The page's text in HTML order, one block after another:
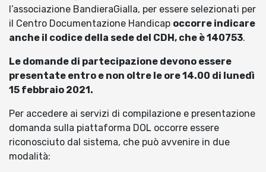
l’associazione BandieraGialla, per essere selezionati per
il Centro Documentazione Handicap occorre indicare
anche il codice della sede del CDH, che è 140753.
Le domande di partecipazione devono essere
presentate entro e non oltre le ore 14.00 di lunedì
15 febbraio 2021.
Per accedere ai servizi di compilazione e presentazione
domanda sulla piattaforma DOL occorre essere
riconosciuto dal sistema, che può avvenire in due
modalità: